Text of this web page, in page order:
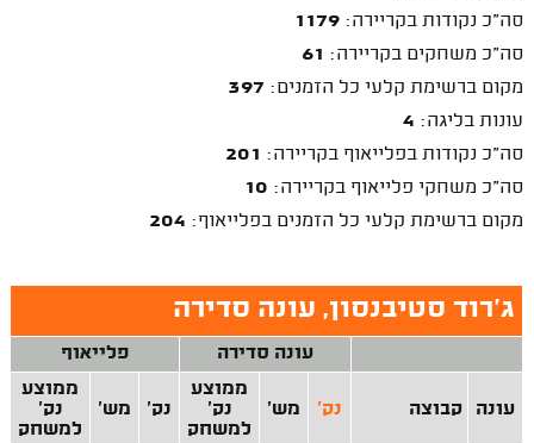
סה"כ נקודות בקריירה: 1179
סה"כ משחקים בקריירה: 61
מקום ברשימת קלעי כל הזמנים: 397
עונות בליגה: 4
סה"כ נקודות בפלייאוף בקריירה: 201
סה"כ משחקי פלייאוף בקריירה: 10
מקום ברשימת קלעי כל הזמנים בפלייאוף: 204
ג'רוד סטיבנסון, עונה סדירה
עונה סדירה פלייאוף
עונה קבוצה נק' מש'
ממוצע
נק'
למשחק
נק' מש'
ממוצע
נק'
למשחק